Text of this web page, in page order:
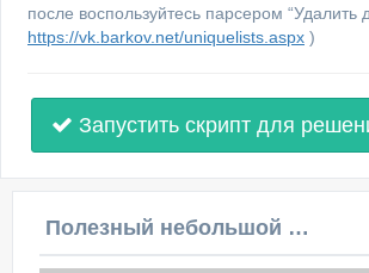
после воспользуйтесь парсером “Удалить
https://vk.barkov.net/uniquelists.aspx )
Запустить скрипт для
Полезный небольшой видеоурок по этой теме